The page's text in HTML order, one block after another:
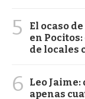
5
El ocaso
en
de locales
6
Leo Jaime:
apenas